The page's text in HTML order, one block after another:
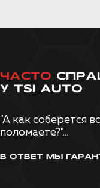
ЧАСТО
У TSI AUTO
"А как соберется
поломаете?"...
В ОТВЕТ МЫ